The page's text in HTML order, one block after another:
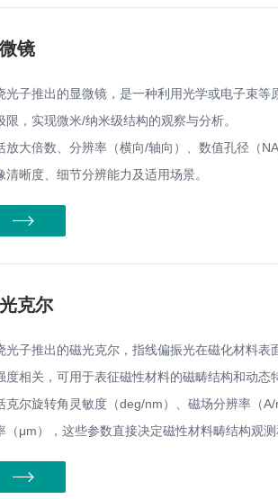
镜
光子推出的显微镜，是一种利用光学或电子束
限，实现微米/纳米级结构的观察与分析。
放大倍数、分辨率（横向/轴向）、数值孔径（
清晰度、细节分辨能力及适用场景。
克尔
光子推出的磁光克尔，指线偏振光在磁化材料
度相关，可用于表征磁性材料的磁畴结构和动态
克尔旋转角灵敏度（deg/nm）、磁场分辨率（
（μm），这些参数直接决定磁性材料畴结构观